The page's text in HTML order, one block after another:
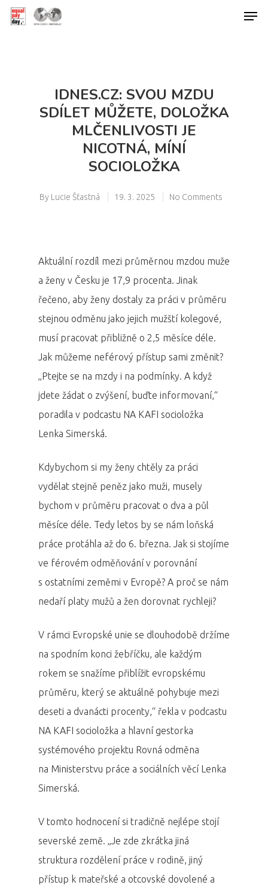
IDNES.CZ: SVOU MZDU
SDÍLET MŮŽETE, DOLOŽKA
MLČENLIVOSTI JE
NICOTNÁ, MÍNÍ
SOCIOLOŽKA
By Lucie Šťastná 19. 3. 2025 No Comments
Aktuální rozdíl mezi průměrnou mzdou muže
a ženy v Česku je 17,9 procenta. Jinak
řečeno, aby ženy dostaly za práci v průměru
stejnou odměnu jako jejich mužští kolegové,
musí pracovat přibližně o 2,5 měsíce déle.
Jak můžeme neférový přístup sami změnit?
„Ptejte se na mzdy i na podmínky. A když
jdete žádat o zvýšení, buďte informovaní,“
poradila v podcastu NA KAFI socioložka
Lenka Simerská.
Kdybychom si my ženy chtěly za práci
vydělat stejně peněz jako muži, musely
bychom v průměru pracovat o dva a půl
měsíce déle. Tedy letos by se nám loňská
práce protáhla až do 6. března. Jak si stojíme
ve férovém odměňování v porovnání
s ostatními zeměmi v Evropě? A proč se nám
nedaří platy mužů a žen dorovnat rychleji?
V rámci Evropské unie se dlouhodobě držíme
na spodním konci žebříčku, ale každým
rokem se snažíme přiblížit evropskému
průměru, který se aktuálně pohybuje mezi
deseti a dvanácti procenty,“ řekla v podcastu
NA KAFI socioložka a hlavní gestorka
systémového projektu Rovná odměna
na Ministerstvu práce a sociálních věcí Lenka
Simerská.
V tomto hodnocení si tradičně nejlépe stojí
severské země. „Je zde zkrátka jiná
struktura rozdělení práce v rodině, jiný
přístup k mateřské a otcovské dovolené a